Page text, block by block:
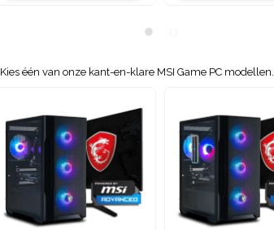
Kies één van onze kant-en-klare MSI Game PC modellen.